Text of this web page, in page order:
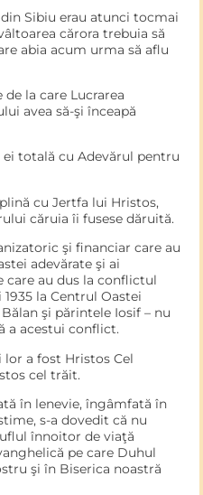
Sibiu erau atunci tocmai
cărora trebuia să
abia acum urma să aflu
la care Lucrarea
avea să-şi înceapă
totală cu Adevărul pentru
cu Jertfa lui Hristos,
căruia îi fusese dăruită.
şi financiar care au
adevărate şi ai
care au dus la conflictul
la Centrul Oastei
şi părintele Iosif – nu
a acestui conflict.
lor a fost Hristos Cel
cel trăit.
în lenevie, îngâmfată în
s-a dovedit că nu
înnoitor de viaţă
pe care Duhul
şi în Biserica noastră